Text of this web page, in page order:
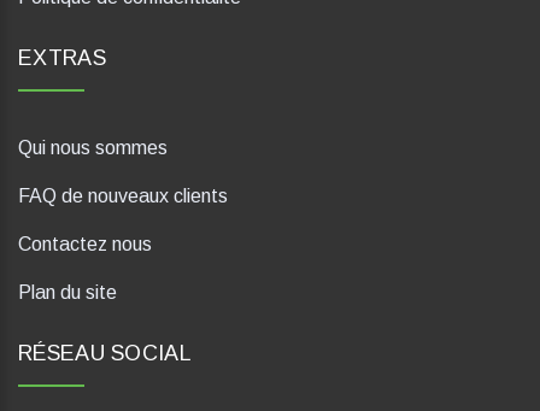
EXTRAS
Qui nous sommes
FAQ de nouveaux clients
Contactez nous
Plan du site
RÉSEAU SOCIAL